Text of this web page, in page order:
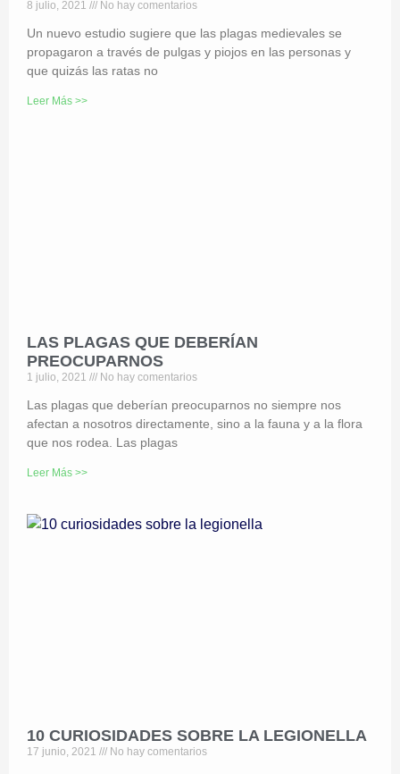
8 julio, 2021 No hay comentarios
Un nuevo estudio sugiere que las plagas medievales se
propagaron a través de pulgas y piojos en las personas y
que quizás las ratas no
Leer Más >>
LAS PLAGAS QUE DEBERÍAN
PREOCUPARNOS
1 julio, 2021 No hay comentarios
Las plagas que deberían preocuparnos no siempre nos
afectan a nosotros directamente, sino a la fauna y a la flora
que nos rodea. Las plagas
Leer Más >>
10 CURIOSIDADES SOBRE LA LEGIONELLA
17 junio, 2021 No hay comentarios